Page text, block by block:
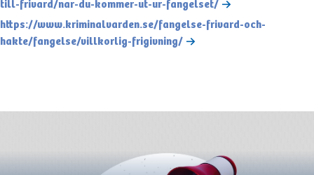
till-frivard/nar-du-kommer-ut-ur-fangelset/
https://www.kriminalvarden.se/fangelse-frivard-och-
hakte/fangelse/villkorlig-frigivning/